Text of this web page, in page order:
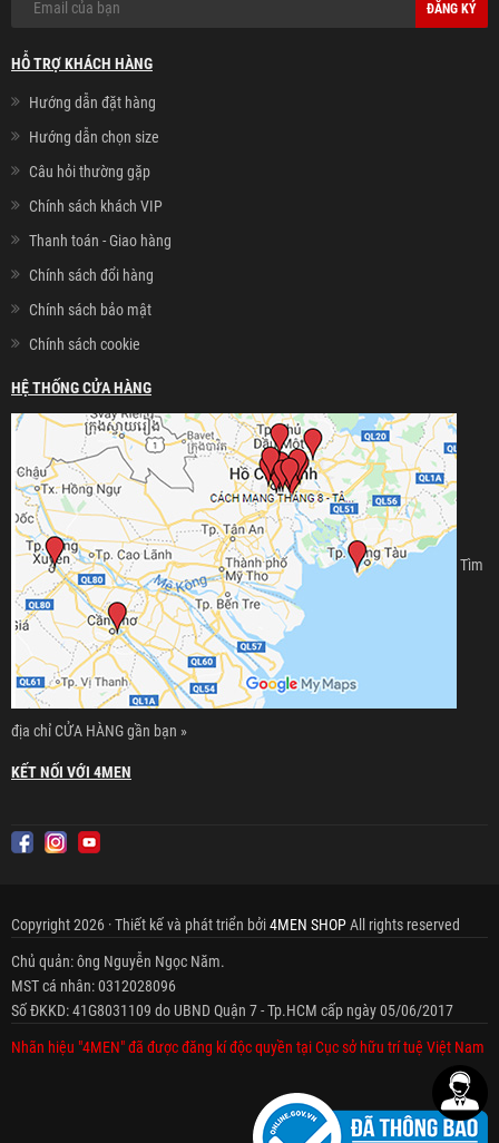
ĐĂNG KÝ
HỖ TRỢ KHÁCH HÀNG
Hướng dẫn đặt hàng
Hướng dẫn chọn size
Câu hỏi thường gặp
Chính sách khách VIP
Thanh toán - Giao hàng
Chính sách đổi hàng
Chính sách bảo mật
Chính sách cookie
HỆ THỐNG CỬA HÀNG
Tìm
địa chỉ CỬA HÀNG gần bạn »
KẾT NỐI VỚI 4MEN
Copyright 2026 · Thiết kế và phát triển bởi4MEN SHOPAll rights reserved
Chủ quản: ông Nguyễn Ngọc Năm.
MST cá nhân: 0312028096
Số ĐKKD: 41G8031109 do UBND Quận 7 - Tp.HCM cấp ngày 05/06/2017
Nhãn hiệu "4MEN" đã được đăng kí độc quyền tại Cục sở hữu trí tuệ Việt Nam